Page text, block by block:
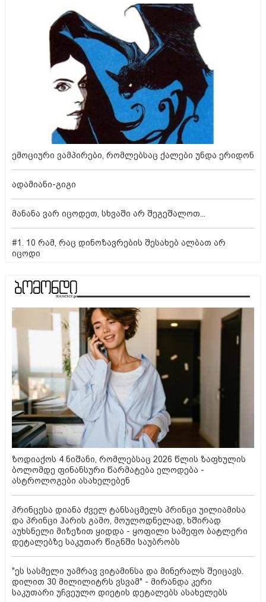
ემოციური ვამპირები, რომლებსაც ქალები უნდა ერიდონ
ადამიანი-გიგი
მანანა ვარ იცოდეთ, სხვაში არ შეგეშალოთ...
#1. 10 რამ, რაც დინოზავრების შესახებ ალბათ არ
იცოდი
ზოდიაქოს 4 ნიშანი, რომლებსაც 2026 წლის ზაფხულის
ბოლომდე ფინანსური წარმატება ელოდება -
ასტროლოგები ასახელებენ
პრინცესა დიანა ძველ ტანსაცმელს პრინცი უილიამისა
და პრინცი ჰარის გამო, მოულოდნელად, ხშირად
აუხსნელი მიზეზით ყიდდა - ყოფილი სამეფო ბატლერი
დეტალებზე საკუთარ წიგნში საუბრობს
"ეს სასმელი უამრავ ვიტამინსა და მინერალს შეიცავს.
დილით 30 მილილიტრს ვსვამ" - მირანდა კერი
საკუთარი უჩვეულო დიეტის დეტალებს ასახელებს